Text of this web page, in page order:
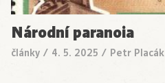
Národní paranoia
články / 4. 5. 2025 / Petr Placák